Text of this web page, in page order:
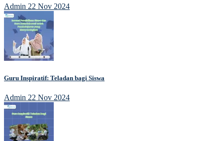
Admin 22 Nov 2024
Guru Inspiratif: Teladan bagi Siswa
Admin 22 Nov 2024